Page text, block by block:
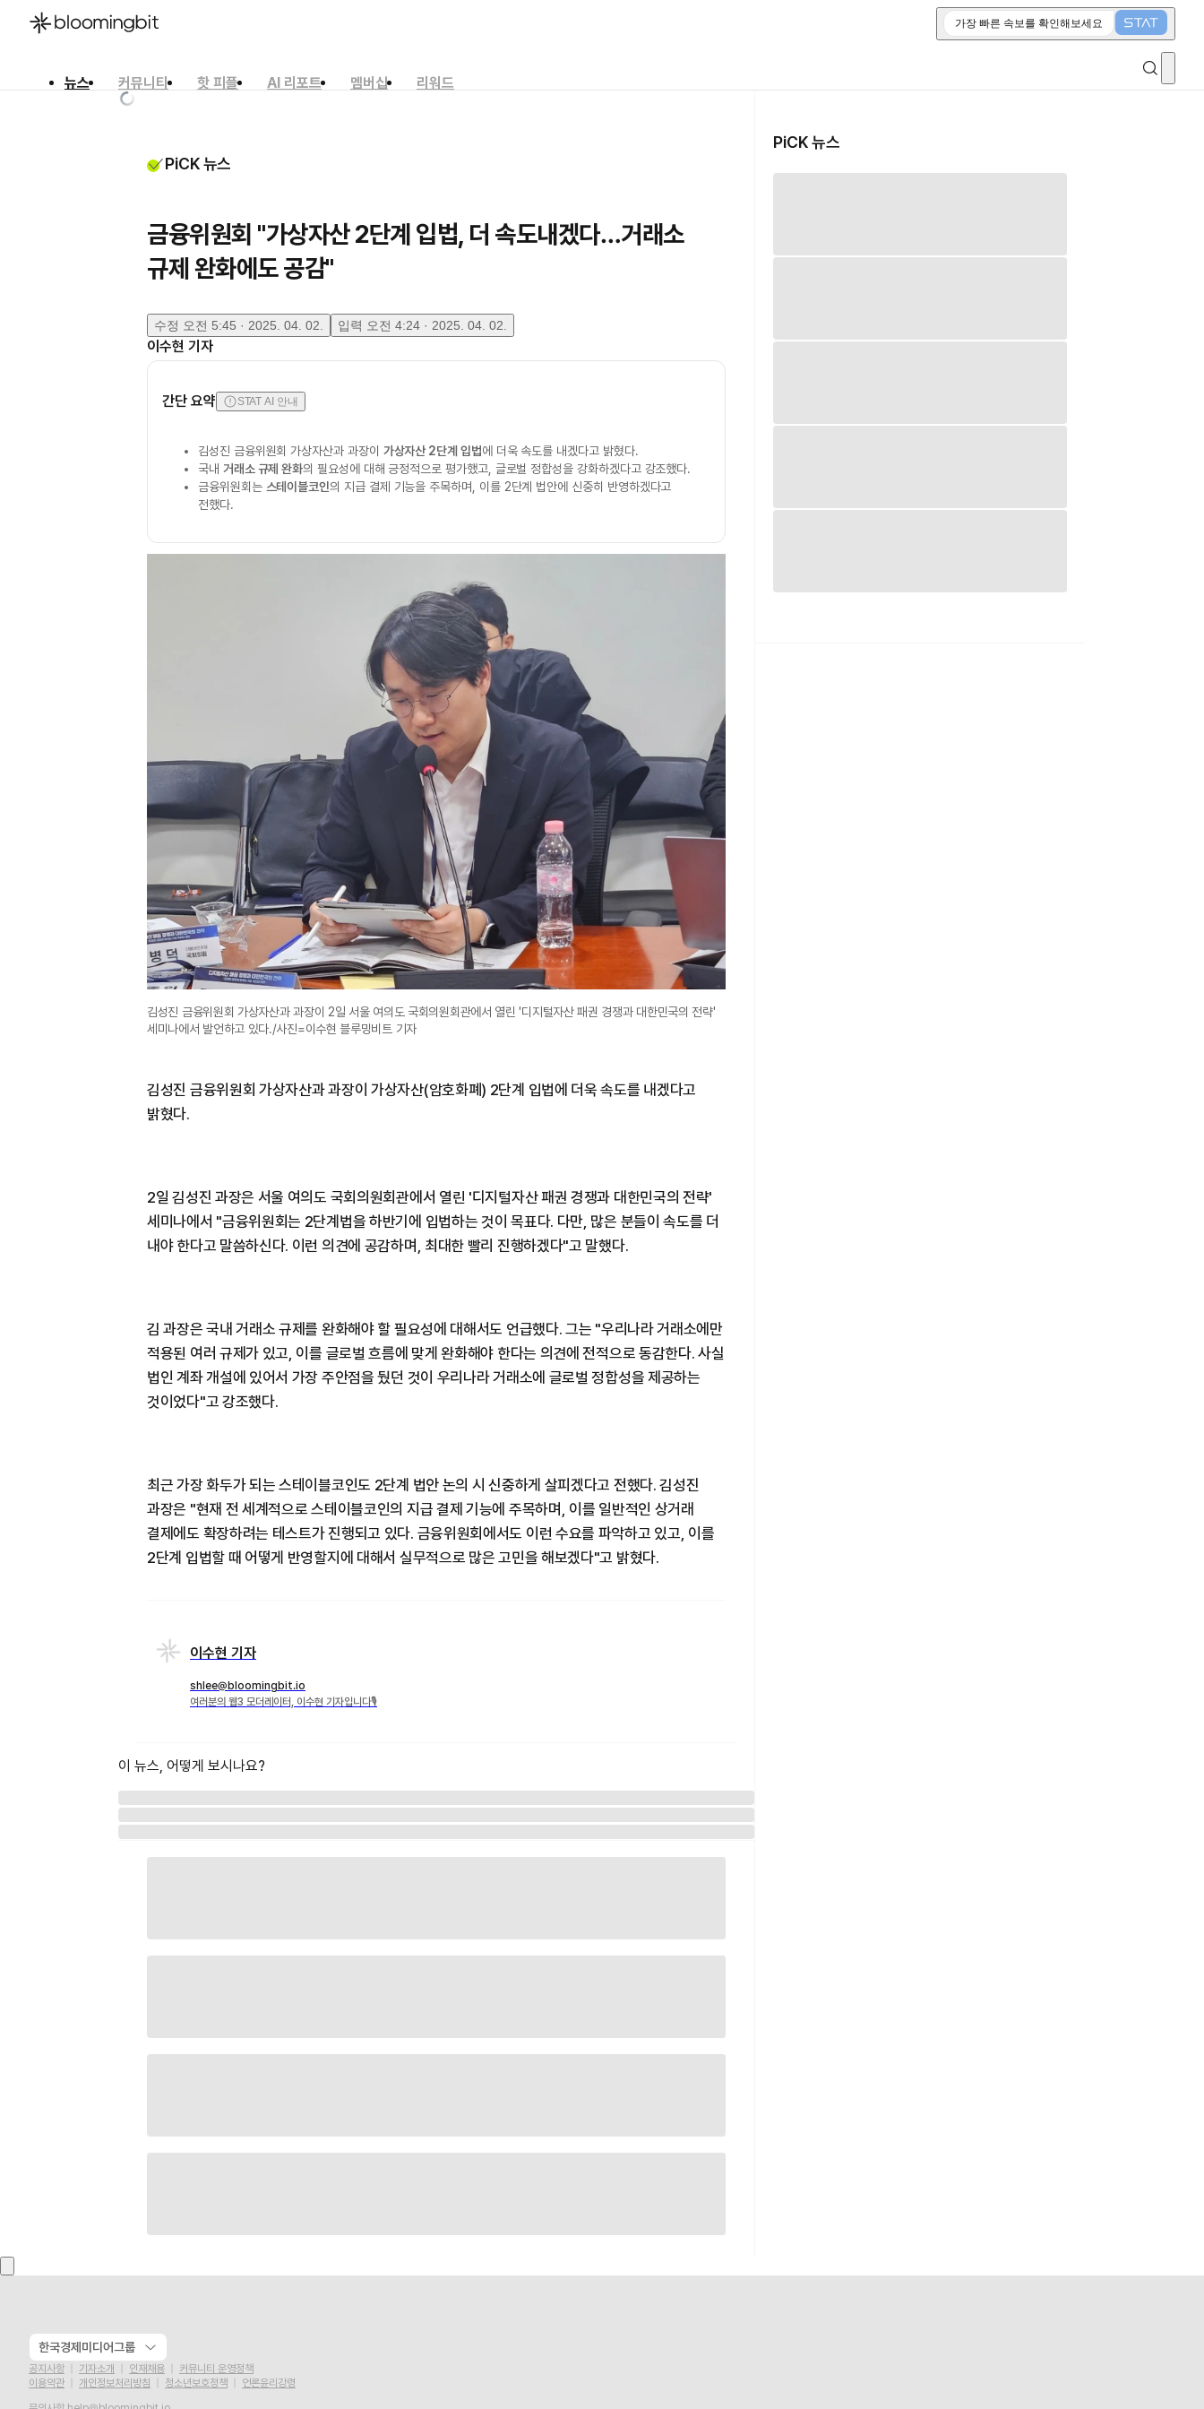
가장 빠른 속보를 확인해보세요
뉴스 커뮤니티 핫 피플 AI 리포트 멤버십
리워드
PiCK 뉴스
금융위원회 "가상자산 2단계 입법, 더 속도내겠다…거래소
규제 완화에도 공감"
수정 오전 5:45 · 2025. 04. 02. 입력 오전 4:24 · 2025. 04. 02.
이수현 기자
간단 요약 STAT AI 안내
김성진 금융위원회 가상자산과 과장이 가상자산 2단계 입법에 더욱 속도를 내겠다고 밝혔다.
국내 거래소 규제 완화의 필요성에 대해 긍정적으로 평가했고, 글로벌 정합성을 강화하겠다고 강조했다.
금융위원회는 스테이블코인의 지급 결제 기능을 주목하며, 이를 2단계 법안에 신중히 반영하겠다고
전했다.
김성진 금융위원회 가상자산과 과장이 2일 서울 여의도 국회의원회관에서 열린 '디지털자산 패권 경쟁과 대한민국의 전략'
세미나에서 발언하고 있다./사진=이수현 블루밍비트 기자
김성진 금융위원회 가상자산과 과장이 가상자산(암호화폐) 2단계 입법에 더욱 속도를 내겠다고
밝혔다.
2일 김성진 과장은 서울 여의도 국회의원회관에서 열린 '디지털자산 패권 경쟁과 대한민국의 전략'
세미나에서 "금융위원회는 2단계법을 하반기에 입법하는 것이 목표다. 다만, 많은 분들이 속도를 더
내야 한다고 말씀하신다. 이런 의견에 공감하며, 최대한 빨리 진행하겠다"고 말했다.
김 과장은 국내 거래소 규제를 완화해야 할 필요성에 대해서도 언급했다. 그는 "우리나라 거래소에만
적용된 여러 규제가 있고, 이를 글로벌 흐름에 맞게 완화해야 한다는 의견에 전적으로 동감한다. 사실
법인 계좌 개설에 있어서 가장 주안점을 뒀던 것이 우리나라 거래소에 글로벌 정합성을 제공하는
것이었다"고 강조했다.
최근 가장 화두가 되는 스테이블코인도 2단계 법안 논의 시 신중하게 살피겠다고 전했다. 김성진
과장은 "현재 전 세계적으로 스테이블코인의 지급 결제 기능에 주목하며, 이를 일반적인 상거래
결제에도 확장하려는 테스트가 진행되고 있다. 금융위원회에서도 이런 수요를 파악하고 있고, 이를
2단계 입법할 때 어떻게 반영할지에 대해서 실무적으로 많은 고민을 해보겠다"고 밝혔다.
이수현 기자
shlee@bloomingbit.io
여러분의 웹3 모더레이터, 이수현 기자입니다🎙
이 뉴스, 어떻게 보시나요?
PiCK 뉴스
한국경제미디어그룹
공지사항 기자소개 인재채용
커뮤니티 운영정책
이용약관
개인정보처리방침 청소년보호정책
언론윤리강령